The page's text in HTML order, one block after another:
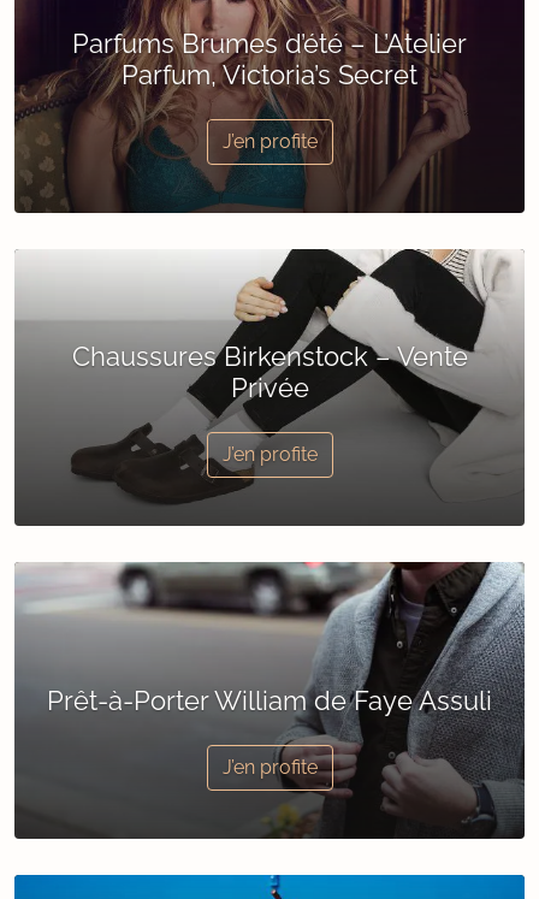
Parfums Brumes d’été – L’Atelier
Parfum, Victoria’s Secret
J’en profite
Chaussures Birkenstock – Vente
Privée
J’en profite
Prêt-à-Porter William de Faye Assuli
J’en profite